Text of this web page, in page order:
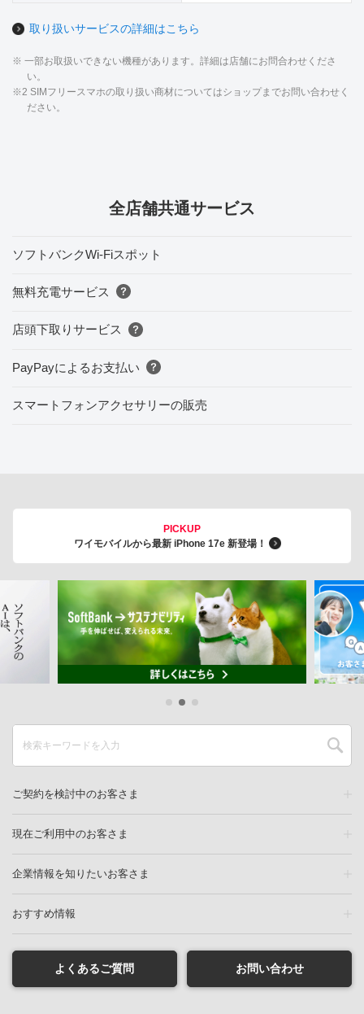
取り扱いサービスの詳細はこちら
※ 一部お取扱いできない機種があります。詳細は店舗にお問合わせくださ
い。
※2 SIMフリースマホの取り扱い商材についてはショップまでお問い合わせく
ださい。
全店舗共通サービス
ソフトバンクWi-Fiスポット
無料充電サービス
店頭下取りサービス
PayPayによるお支払い
スマートフォンアクセサリーの販売
PICKUP
ワイモバイルから最新 iPhone 17e 新登場！
ご契約を検討中のお客さま
現在ご利用中のお客さま
企業情報を知りたいお客さま
おすすめ情報
よくあるご質問 お問い合わせ